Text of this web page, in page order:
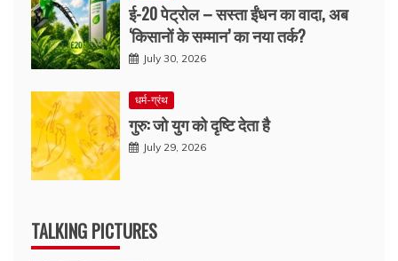
ई-20 पेट्रोल – सस्ता ईंधन का वादा, अब
‘किसानों के सम्मान’ का नया तर्क?
July 30, 2026
धर्म-ग्रंथ
गुरु: जो युग को दृष्टि देता है
July 29, 2026
TALKING PICTURES